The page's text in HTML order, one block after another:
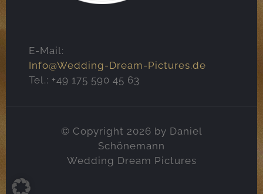
E-Mail:
Info@Wedding-Dream-Pictures.de
Tel.: +49 175 590 45 63
© Copyright 2026 by Daniel
Schönemann
Wedding Dream Pictures